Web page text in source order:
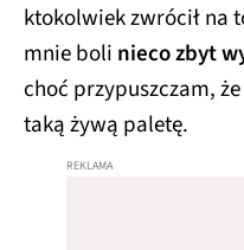
ktokolwiek zwrócił na
mnie boli nieco zbyt
choć przypuszczam,
taką żywą paletę.